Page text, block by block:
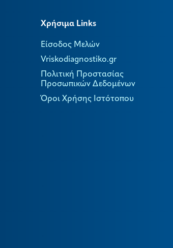
Χρήσιμα Links
Είσοδος Μελών
Vriskodiagnostiko.gr
Πολιτική Προστασίας
Προσωπικών Δεδομένων
Όροι Χρήσης Ιστότοπου